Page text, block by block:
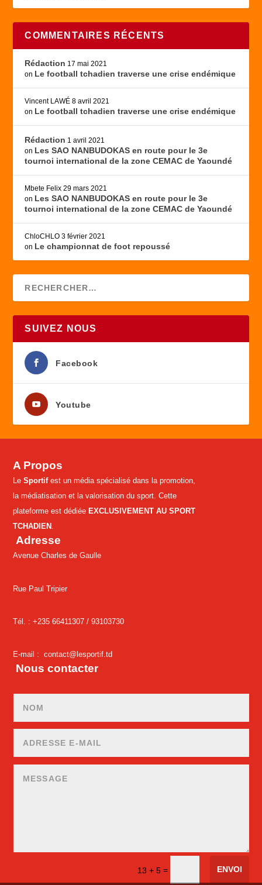
COMMENTAIRES RÉCENTS
Rédaction 17 mai 2021
on Le football tchadien traverse une crise endémique
Vincent LAWÉ 8 avril 2021
on Le football tchadien traverse une crise endémique
Rédaction 1 avril 2021
on Les SAO NANBUDOKAS en route pour le 3e
tournoi international de la zone CEMAC de Yaoundé
Mbete Felix 29 mars 2021
on Les SAO NANBUDOKAS en route pour le 3e
tournoi international de la zone CEMAC de Yaoundé
ChloCHLO 3 février 2021
on Le championnat de foot repoussé
SUIVEZ NOUS
Facebook
Youtube
A Propos
LeSportifest un média spécialisé dans la promotion,
la médiatisation et la valorisation du sport. Cette
plateforme est dédiée EXCLUSIVEMENT AU SPORT
TCHADIEN .
Adresse
Avenue Charles de Gaulle
Rue Paul Tripier
Tél. : +235 66411307 /93103730
E-mail :contact@lesportif.td
Nous contacter
13 + 5= ENVOI